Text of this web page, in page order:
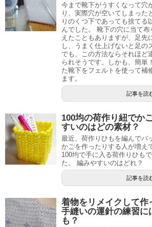
今まで靴下がうすくなって穴
り、実際穴が空いてしまった
りのくつ下であっても捨てる
んでした。 靴下の穴に当て
えたこともありますが、足先
し、うまく仕上げないと足の
でも、この方法ならそれほど
られそうです。しかも、簡単
た靴下をフェルトを使って補
ます。
記事を読
100均の荷作り紐で
すいのはどの素材？
最近、荷作りひもを編んでバ
かごを作ったりする人が増え
100均で手に入る荷作りひも
た。 編みやすいのはどれ？
記事を読
着物をリメイクして
手縫いの運針の練習に
も？